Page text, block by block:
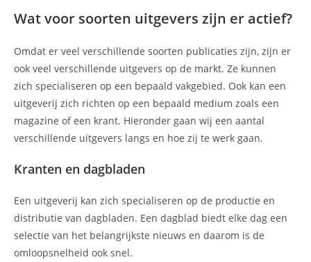
Wat voor soorten uitgevers zijn er actief?
Omdat er veel verschillende soorten publicaties zijn, zijn er
ook veel verschillende uitgevers op de markt. Ze kunnen
zich specialiseren op een bepaald vakgebied. Ook kan een
uitgeverij zich richten op een bepaald medium zoals een
magazine of een krant. Hieronder gaan wij een aantal
verschillende uitgevers langs en hoe zij te werk gaan.
Kranten en dagbladen
Een uitgeverij kan zich specialiseren op de productie en
distributie van dagbladen. Een dagblad biedt elke dag een
selectie van het belangrijkste nieuws en daarom is de
omloopsnelheid ook snel.